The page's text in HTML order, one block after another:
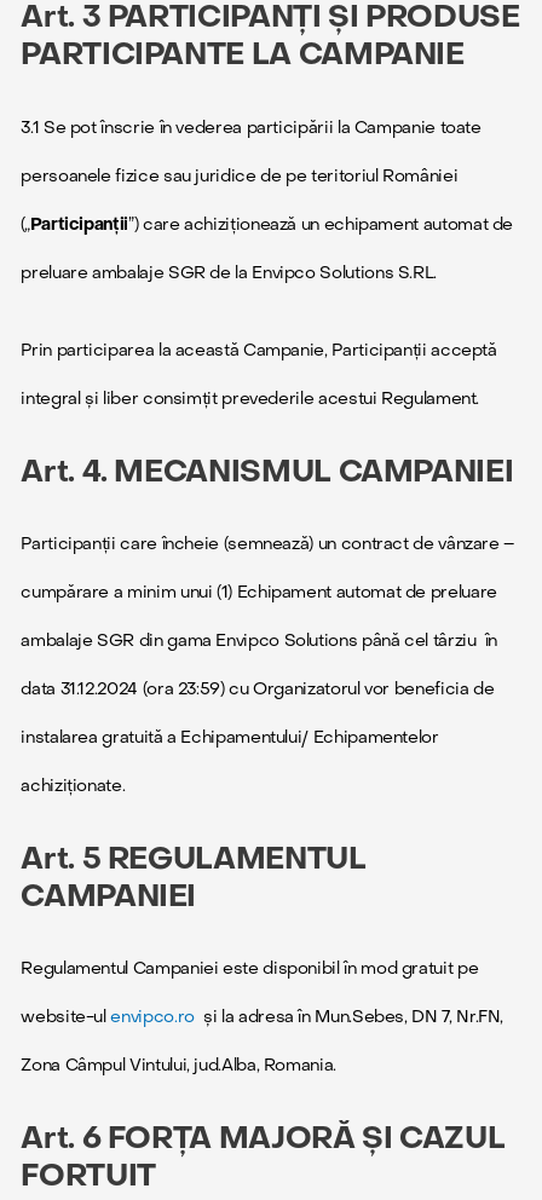
Art. 3 PARTICIPANȚI ȘI PRODUSE
PARTICIPANTE LA CAMPANIE
3.1 Se pot înscrie în vederea participării la Campanie toate
persoanele fizice sau juridice de pe teritoriul României
(„Participanții”) care achiziționează un echipament automat de
preluare ambalaje SGR de la Envipco Solutions S.RL.
Prin participarea la această Campanie, Participanții acceptă
integral și liber consimțit prevederile acestui Regulament.
Art. 4. MECANISMUL CAMPANIEI
Participanții care încheie (semnează) un contract de vânzare –
cumpărare a minim unui (1) Echipament automat de preluare
ambalaje SGR din gama Envipco Solutions până cel târziu în
data 31.12.2024 (ora 23:59) cu Organizatorul vor beneficia de
instalarea gratuită a Echipamentului/ Echipamentelor
achiziționate.
Art. 5 REGULAMENTUL
CAMPANIEI
Regulamentul Campaniei este disponibil în mod gratuit pe
website-ulenvipco.roși la adresa în Mun.Sebes, DN 7, Nr.FN,
Zona Câmpul Vintului, jud.Alba, Romania.
Art. 6 FORȚA MAJORĂ ȘI CAZUL
FORTUIT